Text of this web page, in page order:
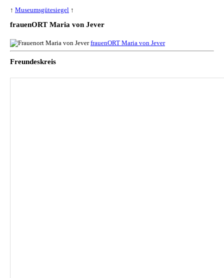
↑ Museumsgütesiegel ↑
frauenORT Maria von Jever
frauenORT Maria von Jever
Freundeskreis